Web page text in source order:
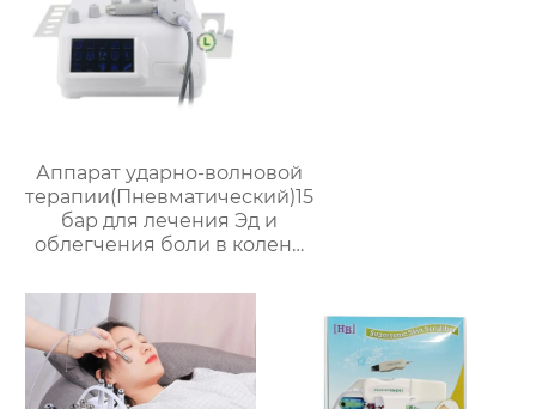
Аппарат ударно-волновой
терапии(Пневматический)15
бар для лечения Эд и
облегчения боли в колене
Массажер Q60